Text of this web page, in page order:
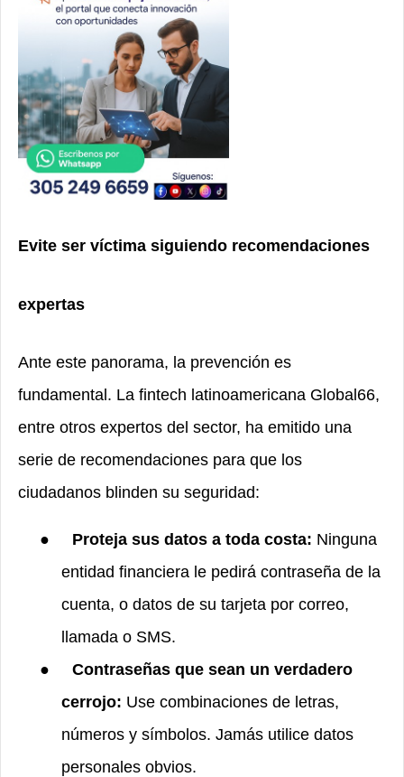
Evite ser víctima siguiendo recomendaciones
expertas
Ante este panorama, la prevención es
fundamental. La fintech latinoamericana Global66,
entre otros expertos del sector, ha emitido una
serie de recomendaciones para que los
ciudadanos blinden su seguridad:
● Proteja sus datos a toda costa: Ninguna
entidad financiera le pedirá contraseña de la
cuenta, o datos de su tarjeta por correo,
llamada o SMS.
●
Contraseñas que sean un verdadero
cerrojo: Use combinaciones de letras,
números y símbolos. Jamás utilice datos
personales obvios.